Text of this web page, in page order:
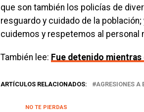
que son también los policías de
resguardo y cuidado de la
cuidemos y respetemos al personal
También lee: Fue detenido mientras
ARTÍCULOS RELACIONADOS: AGRESIONES A
NO TE PIERDAS